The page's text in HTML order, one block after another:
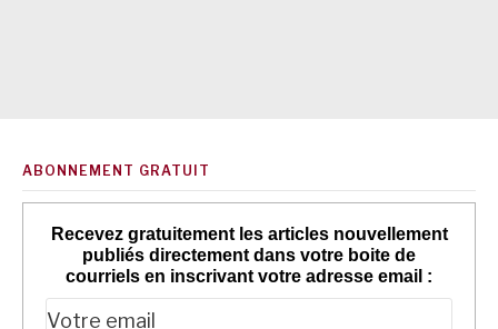
ABONNEMENT GRATUIT
Recevez gratuitement les articles nouvellement
publiés directement dans votre boite de
courriels en inscrivant votre adresse email :